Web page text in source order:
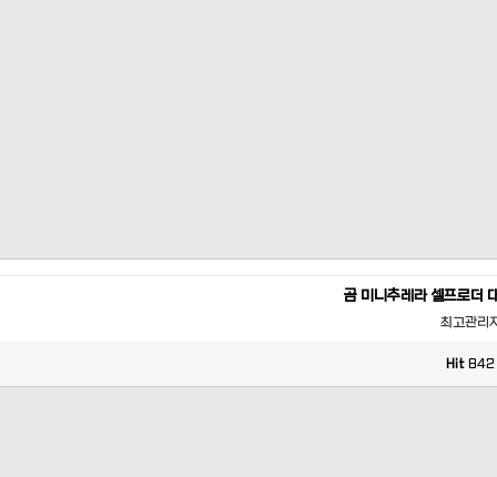
곰 미니추레라 셀프로더
최고관리
Hit 842